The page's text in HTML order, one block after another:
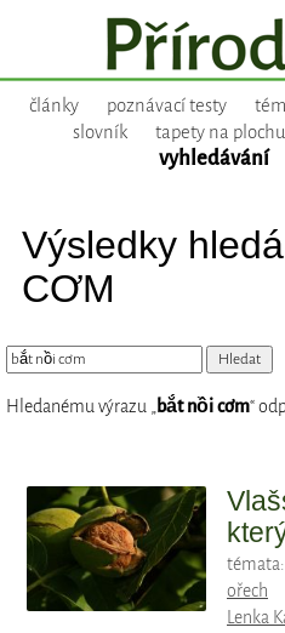
články poznávací testy
slovník
tapety na plochu
vyhledávání
Výsledky
CƠM
Hledanému výrazu „bắt nồi cơm“
témata:
ořech
Lenka